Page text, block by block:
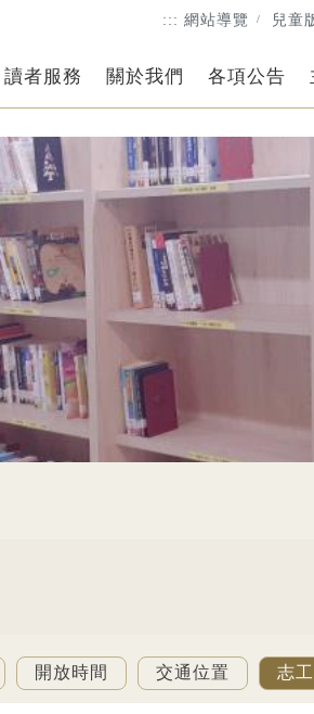
::: 網站導覽 兒童
讀者服務 關於我們 各項公告
開放時間 交通位置 志